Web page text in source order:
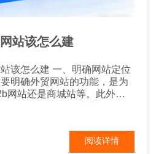
站该怎么建
、明确网站定位
明确外贸网站的功能，是为
网站还是商城站等。此外，
容等，以便在网站搭建时更
第一印象，决定着他们是
阅读详情